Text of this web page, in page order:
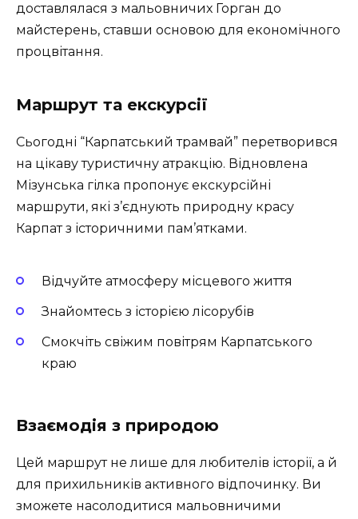
доставлялася з мальовничих Горган до
майстерень, ставши основою для економічного
процвітання.
Маршрут та екскурсії
Сьогодні “Карпатський трамвай” перетворився
на цікаву туристичну атракцію. Відновлена
Мізунська гілка пропонує екскурсійні
маршрути, які з’єднують природну красу
Карпат з історичними пам’ятками.
Відчуйте атмосферу місцевого життя
Знайомтесь з історією лісорубів
Смокчіть свіжим повітрям Карпатського
краю
Взаємодія з природою
Цей маршрут не лише для любителів історії, а й
для прихильників активного відпочинку. Ви
зможете насолодитися мальовничими